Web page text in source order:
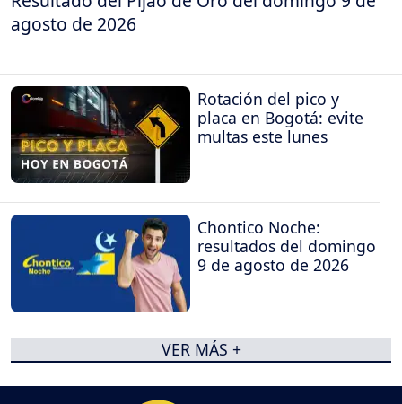
agosto de 2026
Rotación del pico y
placa en Bogotá: evite
multas este lunes
Chontico Noche:
resultados del domingo
9 de agosto de 2026
VER MÁS +